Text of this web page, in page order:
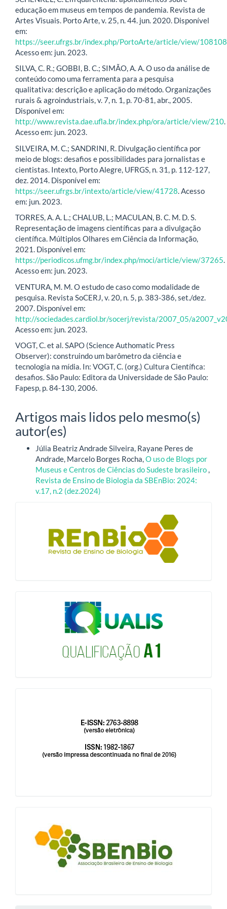
educação em museus em tempos de pandemia. Revista de
Artes Visuais. Porto Arte, v. 25, n. 44. jun. 2020. Disponível
em:
https://seer.ufrgs.br/index.php/PortoArte/article/view/108108
Acesso em: jun. 2023.
SILVA, C. R.; GOBBI, B. C.; SIMÃO, A. A. O uso da análise de
conteúdo como uma ferramenta para a pesquisa
qualitativa: descrição e aplicação do método. Organizações
rurais & agroindustriais, v. 7, n. 1, p. 70-81, abr., 2005.
Disponível em:
http://www.revista.dae.ufla.br/index.php/ora/article/view/210.
Acesso em: jun. 2023.
SILVEIRA, M. C.; SANDRINI, R. Divulgação científica por
meio de blogs: desafios e possibilidades para jornalistas e
cientistas. Intexto, Porto Alegre, UFRGS, n. 31, p. 112-127,
dez. 2014. Disponível em:
https://seer.ufrgs.br/intexto/article/view/41728. Acesso
em: jun. 2023.
TORRES, A. A. L.; CHALUB, L.; MACULAN, B. C. M. D. S.
Representação de imagens científicas para a divulgação
científica. Múltiplos Olhares em Ciência da Informação,
2021. Disponível em:
https://periodicos.ufmg.br/index.php/moci/article/view/37265.
Acesso em: jun. 2023.
VENTURA, M. M. O estudo de caso como modalidade de
pesquisa. Revista SoCERJ, v. 20, n. 5, p. 383-386, set./dez.
2007. Disponível em:
http://sociedades.cardiol.br/socerj/revista/2007_05/
Acesso em: jun. 2023.
VOGT, C. et al. SAPO (Science Authomatic Press
Observer): construindo um barômetro da ciência e
tecnologia na mídia. In: VOGT, C. (org.) Cultura Científica:
desafios. São Paulo: Editora da Universidade de São Paulo:
Fapesp, p. 84-130, 2006.
Artigos mais lidos pelo mesmo(s)
autor(es)
Júlia Beatriz Andrade Silveira, Rayane Peres de
Andrade, Marcelo Borges Rocha,O uso de Blogs por
Museus e Centros de Ciências do Sudeste brasileiro,
Revista de Ensino de Biologia da SBEnBio: 2024:
v.17, n.2 (dez.2024)
blocologosbenbio